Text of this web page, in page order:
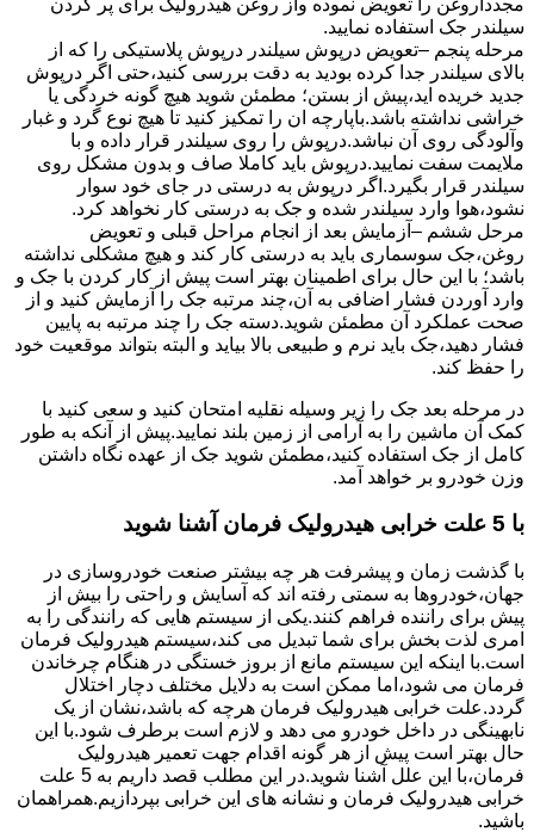
مجدداروغن را تعویض نموده واز روغن هیدرولیک برای پر کردن
سیلندر جک استفاده نمایید.
مرحله پنجم –تعویض درپوش سیلندر درپوش پلاستیکی را که از
بالای سیلندر جدا کرده بودید به دقت بررسی کنید،حتی اگر درپوش
جدید خریده اید،پیش از بستن؛ مطمئن شوید هیچ گونه خردگی یا
خراشی نداشته باشد.باپارچه ان را تمکیز کنید تا هیچ نوع گرد و غبار
وآلودگی روی آن نباشد.درپوش را روی سیلندر قرار داده و با
ملایمت سفت نمایید.درپوش باید کاملا صاف و بدون مشکل روی
سیلندر قرار بگیرد.اگر درپوش به درستی در جای خود سوار
نشود،هوا وارد سیلندر شده و جک به درستی کار نخواهد کرد.
مرحل ششم –آزمایش بعد از انجام مراحل قبلی و تعویض
روغن،جک سوسماری باید به درستی کار کند و هیچ مشکلی نداشته
باشد؛ با این حال برای اطمینان بهتر است پیش از کار کردن با جک و
وارد آوردن فشار اضافی به آن،چند مرتبه جک را آزمایش کنید و از
صحت عملکرد آن مطمئن شوید.دسته جک را چند مرتبه به پایین
فشار دهید،جک باید نرم و طبیعی بالا بیاید و البته بتواند موقعیت خود
را حفظ کند.
در مرحله بعد جک را زیر وسیله نقلیه امتحان کنید و سعی کنید با
کمک آن ماشین را به آرامی از زمین بلند نمایید.پیش از آنکه به طور
کامل از جک استفاده کنید،مطمئن شوید جک از عهده نگاه داشتن
وزن خودرو بر خواهد آمد.
با 5 علت خرابی هیدرولیک فرمان آشنا شوید
با گذشت زمان و پیشرفت هر چه بیشتر صنعت خودروسازی در
جهان،خودروها به سمتی رفته اند که آسایش و راحتی را بیش از
پیش برای راننده فراهم کنند.یکی از سیستم هایی که رانندگی را به
امری لذت بخش برای شما تبدیل می کند،سیستم هیدرولیک فرمان
است.با اینکه این سیستم مانع از بروز خستگی در هنگام چرخاندن
فرمان می شود،اما ممکن است به دلایل مختلف دچار اختلال
گردد.علت خرابی هیدرولیک فرمان هرچه که باشد،نشان از یک
نابهینگی در داخل خودرو می دهد و لازم است برطرف شود.با این
حال بهتر است پیش از هر گونه اقدام جهت تعمیر هیدرولیک
فرمان،با این علل آشنا شوید.در این مطلب قصد داریم به 5 علت
خرابی هیدرولیک فرمان و نشانه های این خرابی بپردازیم.همراهمان
باشید.